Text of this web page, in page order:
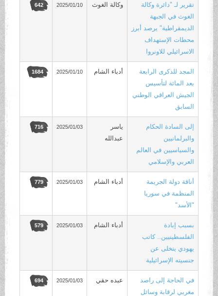
تقرير لـ "دائرة وكالة
الغوث في الجبهة
الديمقراطية" يرصد أبرز
محطات الإستهداف
الاسرائيلي للاونروا
وكالة الغوث 2025/01/10
642
المجد للذكرى الرابعة
بعد المائة لتأسيس
الجيش العراقي الوطني
السابق
أدباء الشام 2025/01/10
1684
إلى السادة الحكام
والبرلمانيين
والسياسيين في العالم
العربي والإسلامي
ياسر
عبدالله
2025/01/03
716
أناقة دولة الجريمة
المنظمة في سوريا
"الأسد"
أدباء الشام 2025/01/03
779
بسبب إبادة
الفلسطينيين.. كاتب
يهودي يتخلى عن
جنسيته الإسرائيلية
أدباء الشام 2025/01/03
579
في الحاجة إلى راصد
مغربي لرقابة وسائل
عبده حقي 2025/01/03
694